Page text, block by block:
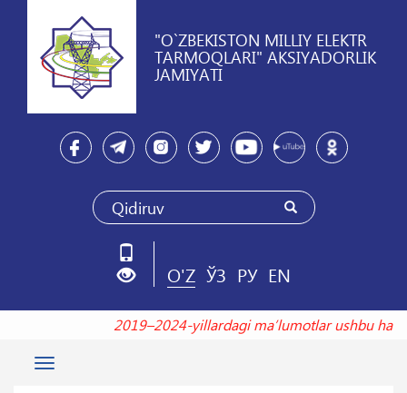
"O`ZBEKISTON MILLIY ELEKTR
TARMOQLARI" AKSIYADORLIK
JAMIYATI
O'Z ЎЗ РУ EN
2019–2024-yillardagi maʼlumotlar ushbu
Toggle